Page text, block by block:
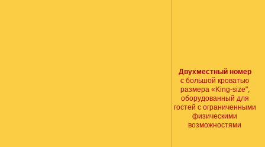
Двухместный номер
с большой кроватью
размера «King-size",
оборудованный для
гостей с ограниченными
физическими
возможностями